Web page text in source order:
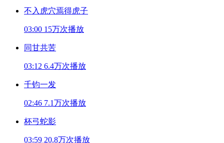
不入虎穴焉得虎子
03:00 15万次播放
同甘共苦
03:12 6.4万次播放
千钧一发
02:46 7.1万次播放
杯弓蛇影
03:59 20.8万次播放